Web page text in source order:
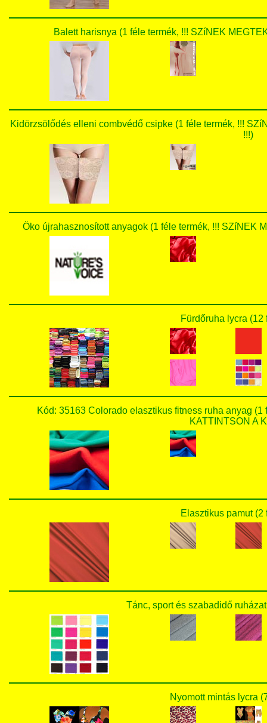
Balett harisnya (1 féle termék, !!! SZíNEK
Kidörzsölődés elleni combvédő csipke (1 féle termék, !!!
!!!)
Öko újrahasznosított anyagok (1 féle termék, !!! SZíNEK
Fürdőruha lycra (12
Kód: 35163 Colorado elasztikus fitness ruha anyag
KATTINTSON A
Elasztikus pamut (2
Tánc, sport és szabadidő
Nyomott mintás lycra